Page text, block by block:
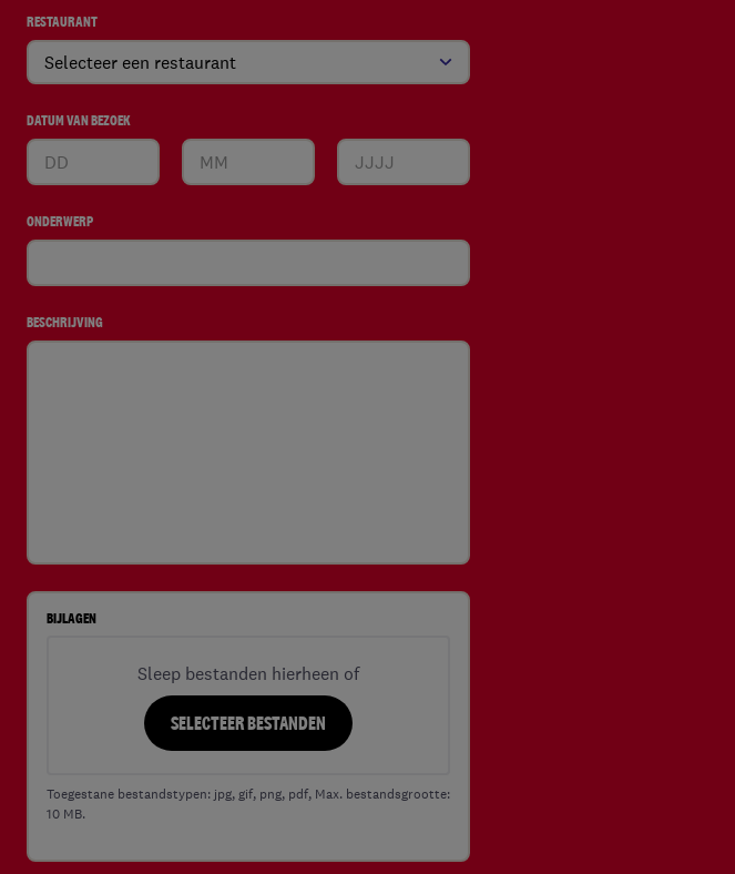
RESTAURANT
DATUM VAN BEZOEK
ONDERWERP
BESCHRIJVING
BIJLAGEN
Sleep bestanden hierheen of
SELECTEER BESTANDEN
Toegestane bestandstypen: jpg, gif, png, pdf, Max. bestandsgrootte:
10 MB.